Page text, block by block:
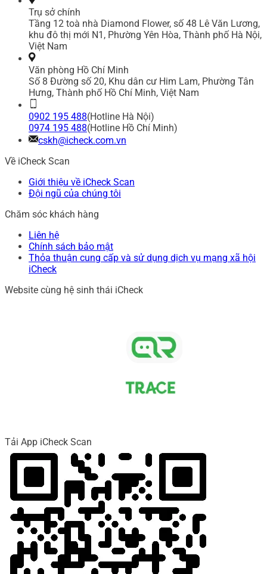
Trụ sở chính
Tầng 12 toà nhà Diamond Flower, số 48 Lê Văn Lương,
khu đô thị mới N1, Phường Yên Hòa, Thành phố Hà Nội,
Việt Nam
Văn phòng Hồ Chí Minh
Số 8 Đường số 20, Khu dân cư Him Lam, Phường Tân
Hưng, Thành phố Hồ Chí Minh, Việt Nam
0902 195 488(Hotline Hà Nội)
0974 195 488(Hotline Hồ Chí Minh)
cskh@icheck.com.vn
Về iCheck Scan
Giới thiệu về iCheck Scan
Đội ngũ của chúng tôi
Chăm sóc khách hàng
Liên hệ
Chính sách bảo mật
Thỏa thuận cung cấp và sử dụng dịch vụ mạng xã hội
iCheck
Website cùng hệ sinh thái iCheck
Tải App iCheck Scan